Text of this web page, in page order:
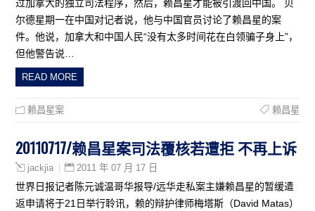
过加拿大的独立司法程序，然后，赖昌星才能被引渡回中国。 贝
尔德星期一在中国对记者说，他与中国官员讨论了赖昌星的案
件。他说，加拿大和中国人民“没有太多时间花在白领骗子身上”，
但他警告说…
READ MORE
赖昌星案 赖昌星
20110717/赖昌星案司法覆核若遭拒 不再上诉
jackjia 2011 年 07 月 17 日
世界日报记者陈元诚温哥华报导/远华走私案主嫌赖昌星的暂缓遣
返申请将于21日举行聆讯，赖的辩护律师梅塔斯（David Matas）